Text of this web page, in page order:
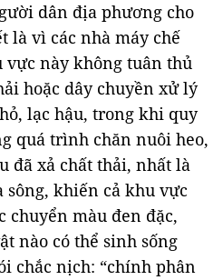
dân địa phương cho
là vì các nhà máy chế
này không tuân thủ
hoặc dây chuyền xử lý
lạc hậu, trong khi quy
quá trình chăn nuôi heo,
đã xả chất thải, nhất là
sông, khiến cả khu vực
chuyển màu đen đặc,
nào có thể sinh sống
chắc nịch: “chính phân